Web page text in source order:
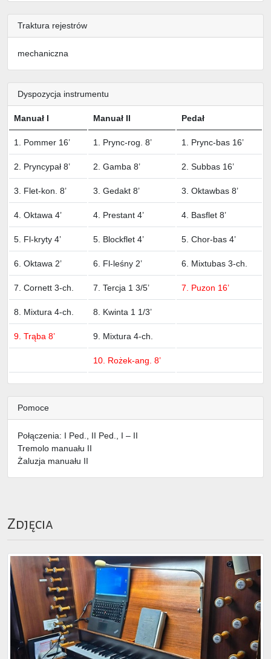
Traktura rejestrów
mechaniczna
Dyspozycja instrumentu
Manuał I Manuał II Pedał
1. Pommer 16’ 1. Prync-rog. 8’ 1. Prync-bas 16’
2. Pryncypał 8’ 2. Gamba 8’ 2. Subbas 16’
3. Flet-kon. 8’ 3. Gedakt 8’ 3. Oktawbas 8’
4. Oktawa 4’ 4. Prestant 4’ 4. Basflet 8’
5. Fl-kryty 4’ 5. Blockflet 4’ 5. Chor-bas 4’
6. Oktawa 2’ 6. Fl-leśny 2’ 6. Mixtubas 3-ch.
7. Cornett 3-ch. 7. Tercja 1 3/5’ 7. Puzon 16’
8. Mixtura 4-ch. 8. Kwinta 1 1/3’
9. Trąba 8’ 9. Mixtura 4-ch.
10. Rożek-ang. 8’
Pomoce
Połączenia: I Ped., II Ped., I – II
Tremolo manuału II
Żaluzja manuału II
Zdjęcia